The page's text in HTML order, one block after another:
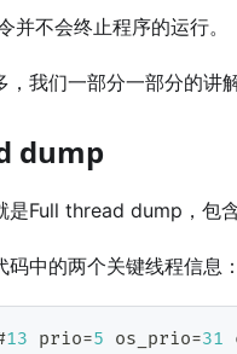
并不会终止程序的运行。
我们一部分一部分的讲解
dump
是Full thread dump，包
中的两个关键线程信息：
13 prio=5 os_prio=31